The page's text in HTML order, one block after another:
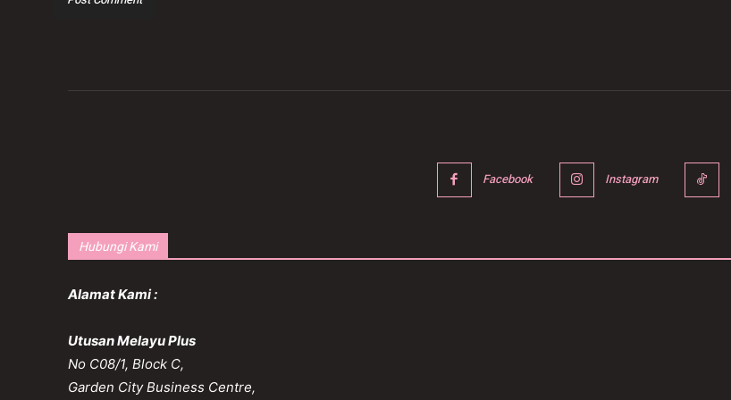
Facebook Instagram
Hubungi Kami
Alamat Kami :
Utusan Melayu Plus
No C08/1, Block C,
Garden City Business Centre,